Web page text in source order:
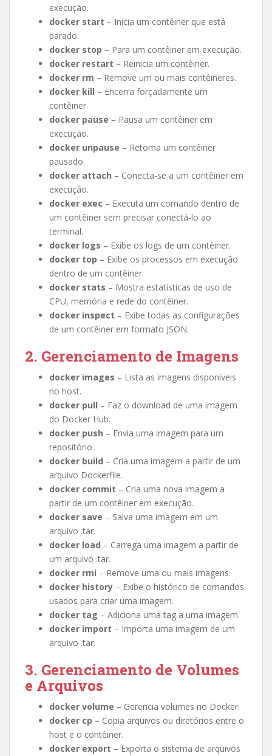
execução.
docker start – Inicia um contêiner que está
parado.
docker stop – Para um contêiner em execução.
docker restart – Reinicia um contêiner.
docker rm – Remove um ou mais contêineres.
docker kill – Encerra forçadamente um
contêiner.
docker pause – Pausa um contêiner em
execução.
docker unpause – Retoma um contêiner
pausado.
docker attach – Conecta-se a um contêiner em
execução.
docker exec – Executa um comando dentro de
um contêiner sem precisar conectá-lo ao
terminal.
docker logs – Exibe os logs de um contêiner.
docker top – Exibe os processos em execução
dentro de um contêiner.
docker stats – Mostra estatísticas de uso de
CPU, memória e rede do contêiner.
docker inspect – Exibe todas as configurações
de um contêiner em formato JSON.
2. Gerenciamento de Imagens
docker images – Lista as imagens disponíveis
no host.
docker pull – Faz o download de uma imagem
do Docker Hub.
docker push – Envia uma imagem para um
repositório.
docker build – Cria uma imagem a partir de um
arquivo Dockerfile.
docker commit – Cria uma nova imagem a
partir de um contêiner em execução.
docker save – Salva uma imagem em um
arquivo .tar.
docker load – Carrega uma imagem a partir de
um arquivo .tar.
docker rmi – Remove uma ou mais imagens.
docker history – Exibe o histórico de comandos
usados para criar uma imagem.
docker tag – Adiciona uma tag a uma imagem.
docker import – Importa uma imagem de um
arquivo .tar.
3. Gerenciamento de Volumes
e Arquivos
docker volume – Gerencia volumes no Docker.
docker cp – Copia arquivos ou diretórios entre o
host e o contêiner.
docker export – Exporta o sistema de arquivos